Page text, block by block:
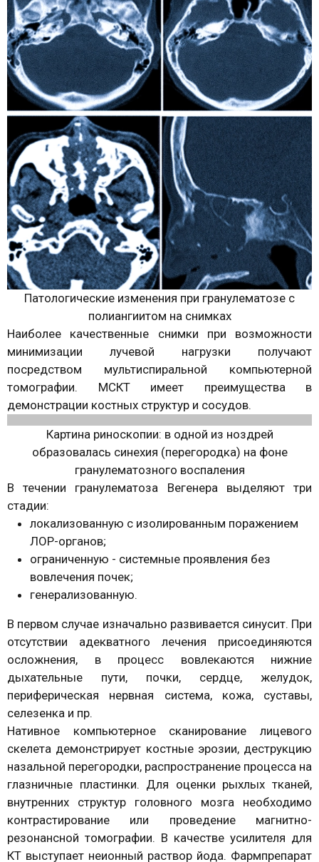
Патологические изменения при гранулематозе с
полиангиитом на снимках
Наиболее качественные снимки при возможности
минимизации лучевой нагрузки получают
посредством мультиспиральной компьютерной
томографии. МСКТ имеет преимущества в
демонстрации костных структур и сосудов.
Картина риноскопии: в одной из ноздрей
образовалась синехия (перегородка) на фоне
гранулематозного воспаления
В течении гранулематоза Вегенера выделяют три
стадии:
локализованную с изолированным поражением
ЛОР-органов;
ограниченную - системные проявления без
вовлечения почек;
генерализованную.
В первом случае изначально развивается синусит. При
отсутствии адекватного лечения присоединяются
осложнения, в процесс вовлекаются нижние
дыхательные пути, почки, сердце, желудок,
периферическая нервная система, кожа, суставы,
селезенка и пр.
Нативное компьютерное сканирование лицевого
скелета демонстрирует костные эрозии, деструкцию
назальной перегородки, распространение процесса на
глазничные пластинки. Для оценки рыхлых тканей,
внутренних структур головного мозга необходимо
контрастирование или проведение магнитно-
резонансной томографии. В качестве усилителя для
КТ выступает неионный раствор йода. Фармпрепарат